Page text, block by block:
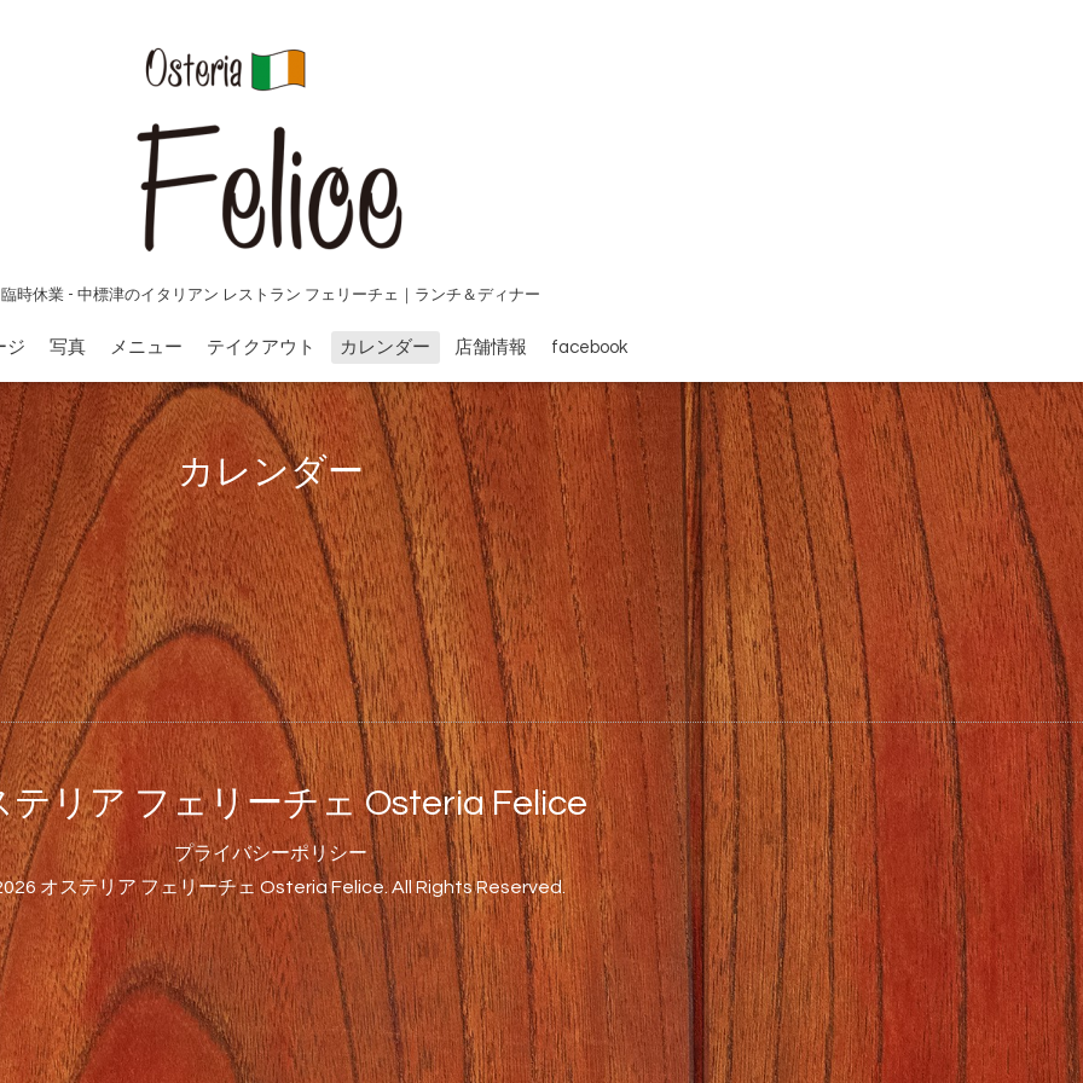
臨時休業 - 中標津のイタリアン レストラン フェリーチェ｜ランチ＆ディナー
ジ 写真 メニュー テイクアウト カレンダー 店舗情報 facebook
カレンダー
テリア フェリーチェ Osteria Felice
プライバシーポリシー
オステリア フェリーチェ Osteria Felice. All Rights Reserved.